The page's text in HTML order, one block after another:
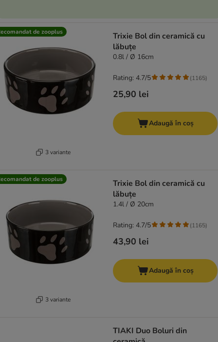
de zooplus
3 variante
Trixie Bol din ceramică cu
lăbuțe
0.8l / Ø 16cm
25,90 lei
Rating: 4.7/5 (1165)
Adaugă în coș
de zooplus
3 variante
Trixie Bol din ceramică cu
lăbuțe
1.4l / Ø 20cm
43,90 lei
Rating: 4.7/5 (1165)
Adaugă în coș
TIAKI Duo Boluri din